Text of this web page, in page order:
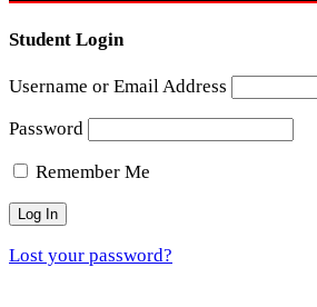
Student Login
Username or Email Address
Password
Remember Me
Lost your password?